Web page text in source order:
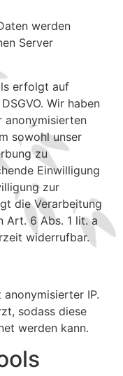
werden
Server
erfolgt auf
Wir haben
anonymisierten
sowohl unser
zu
Einwilligung
zur
die Verarbeitung
Art. 6 Abs. 1 lit. a
widerrufbar.
IP.
sodass diese
werden kann.